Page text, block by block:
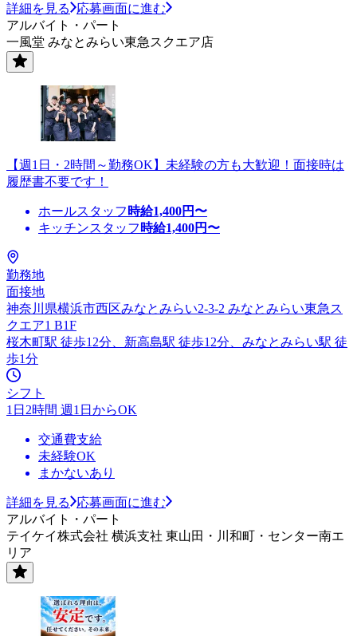
詳細を見る
応募画面に進む
アルバイト・パート
一風堂 みなとみらい東急スクエア店
【週1日・2時間～勤務OK】未経験の方も大歓迎！面接時は
履歴書不要です！
ホールスタッフ 時給1,400円〜
キッチンスタッフ 時給1,400円〜
勤務地
面接地
神奈川県横浜市西区みなとみらい2-3-2 みなとみらい東急ス
クエア1 B1F
桜木町駅 徒歩12分、新高島駅 徒歩12分、みなとみらい駅 徒
歩1分
シフト
1日2時間 週1日からOK
交通費支給
未経験OK
まかないあり
詳細を見る
応募画面に進む
アルバイト・パート
テイケイ株式会社 横浜支社 東山田・川和町・センター南エ
リア